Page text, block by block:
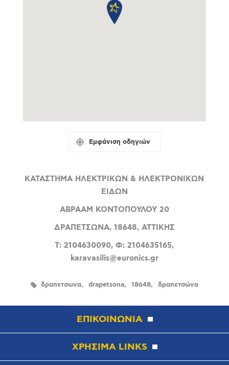
Εμφάνιση οδηγιών
ΚΑΤΑΣΤΗΜΑ ΗΛΕΚΤΡΙΚΩΝ & ΗΛΕΚΤΡΟΝΙΚΩΝ
ΕΙΔΩΝ
ΑΒΡΑΑΜ ΚΟΝΤΟΠΟΥΛΟΥ 20
ΔΡΑΠΕΤΣΩΝΑ, 18648, ΑΤΤΙΚΗΣ
T: 2104630090, Φ: 2104635165,
karavasilis@euronics.gr
δραπετσωνα drapetsona 18648 δραπετσώνα
ΕΠΙΚΟΙΝΩΝΙΑ
ΧΡΗΣΙΜΑ LINKS